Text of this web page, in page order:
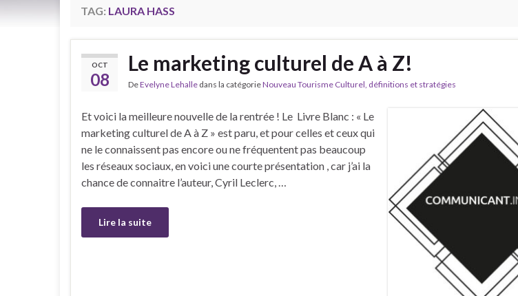
TAG: LAURA HASS
OCT
08
Le marketing culturel de A à Z!
DeEvelyne Lehalle dans la catégorieNouveau Tourisme Culturel, définitions et stratégies
Et voici la meilleure nouvelle de la rentrée ! Le Livre Blanc : « Le
marketing culturel de A à Z » est paru, et pour celles et ceux qui
ne le connaissent pas encore ou ne fréquentent pas beaucoup
les réseaux sociaux, en voici une courte présentation , car j’ai la
chance de connaitre l’auteur, Cyril Leclerc, …
Lire la suite